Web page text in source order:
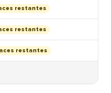
restantes
restantes
restantes